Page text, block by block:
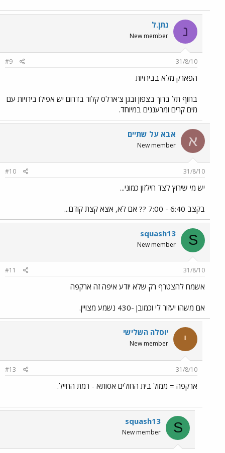
נ נתן.ל
New member
31/8/10
#9
הפארק מלא בבירזיות
בחוף תל ברוך בצפון ובגן צ'ארלס קלור בדרום יש אפילו בירזיות עם
מים קרים ומרעננים במיוחד.
א אבא על שתיים
New member
31/8/10
#10
יש מי שירוץ לצד חילזון כמוני...
בקצב 6:40 - 7:00 ?? אם לא, אצא קצת קודם...
S
squash13
New member
31/8/10
#11
אשמח להצטרף רק שלא יודע איפה זה ארקפה
אם משהו יעזור לי וכמובן -430 נשמע מצויין.
י יוסלה השלישי
New member
31/8/10
#13
ארקפה = ממול בית החולים אסותא - רמת החייל.
S
squash13
New member